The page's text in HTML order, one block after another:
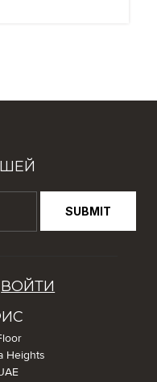
SUBMIT
ВОЙТИ
Heights